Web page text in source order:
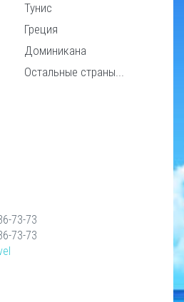
Тунис
Греция
Доминикана
Остальные страны...
73-73
73-73